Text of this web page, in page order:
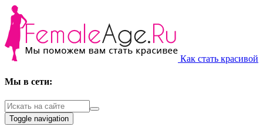
Как стать красивой
Мы в сети:
Toggle navigation